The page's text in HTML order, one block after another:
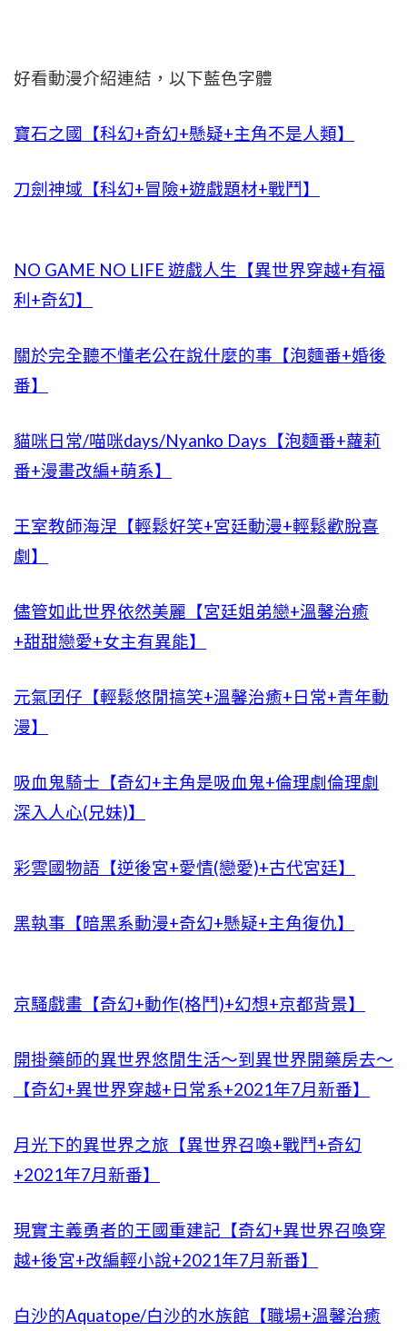
好看動漫介紹連結，以下藍色字體
寶石之國【科幻+奇幻+懸疑+主角不是人類】
刀劍神域【科幻+冒險+遊戲題材+戰鬥】
NO GAME NO LIFE 遊戲人生【異世界穿越+有福
利+奇幻】
關於完全聽不懂老公在說什麼的事【泡麵番+婚後
番】
貓咪日常/喵咪days/Nyanko Days【泡麵番+蘿莉
番+漫畫改編+萌系】
王室教師海涅【輕鬆好笑+宮廷動漫+輕鬆歡脫喜
劇】
儘管如此世界依然美麗【宮廷姐弟戀+溫馨治癒
+甜甜戀愛+女主有異能】
元氣囝仔【輕鬆悠閒搞笑+溫馨治癒+日常+青年動
漫】
吸血鬼騎士【奇幻+主角是吸血鬼+倫理劇倫理劇
深入人心(兄妹)】
彩雲國物語【逆後宮+愛情(戀愛)+古代宮廷】
黑執事【暗黑系動漫+奇幻+懸疑+主角復仇】
京騷戲畫【奇幻+動作(格鬥)+幻想+京都背景】
開掛藥師的異世界悠閒生活～到異世界開藥房去～
【奇幻+異世界穿越+日常系+2021年7月新番】
月光下的異世界之旅【異世界召喚+戰鬥+奇幻
+2021年7月新番】
現實主義勇者的王國重建記【奇幻+異世界召喚穿
越+後宮+改編輕小說+2021年7月新番】
白沙的Aquatope/白沙的水族館【職場+溫馨治癒